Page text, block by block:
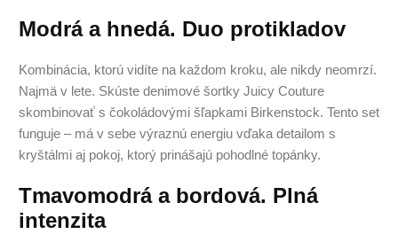
Modrá a hnedá. Duo protikladov
Kombinácia, ktorú vidíte na každom kroku, ale nikdy neomrzí.
Najmä v lete. Skúste denimové šortky Juicy Couture
skombinovať s čokoládovými šľapkami Birkenstock. Tento set
funguje – má v sebe výraznú energiu vďaka detailom s
kryštálmi aj pokoj, ktorý prinášajú pohodlné topánky.
Tmavomodrá a bordová. Plná
intenzita